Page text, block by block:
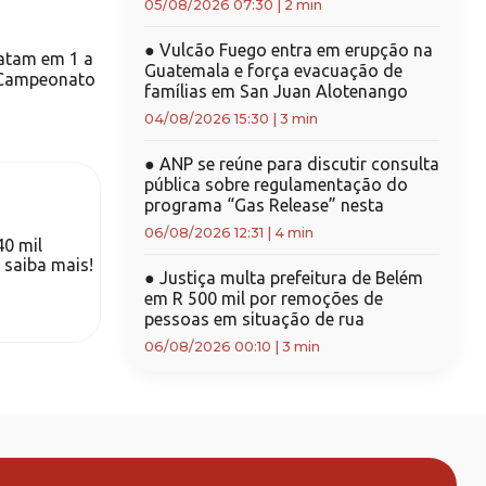
em 1 a
mil
mais!
05/08/2026 07:30 2 min
● Vulcão Fuego entra em erupção na
Guatemala e força evacuação de
famílias em San Juan Alotenango
04/08/2026 15:30 3 min
● ANP se reúne para discutir consulta
pública sobre regulamentação do
programa “Gas Release” nesta
06/08/2026 12:31 4 min
● Justiça multa prefeitura de Belém
em R 500 mil por remoções de
pessoas em situação de rua
06/08/2026 00:10 3 min